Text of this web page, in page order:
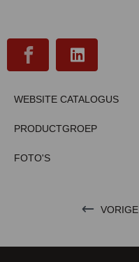
WEBSITE CATALOGUS
PRODUCTGROEP
FOTO'S
VORIGE